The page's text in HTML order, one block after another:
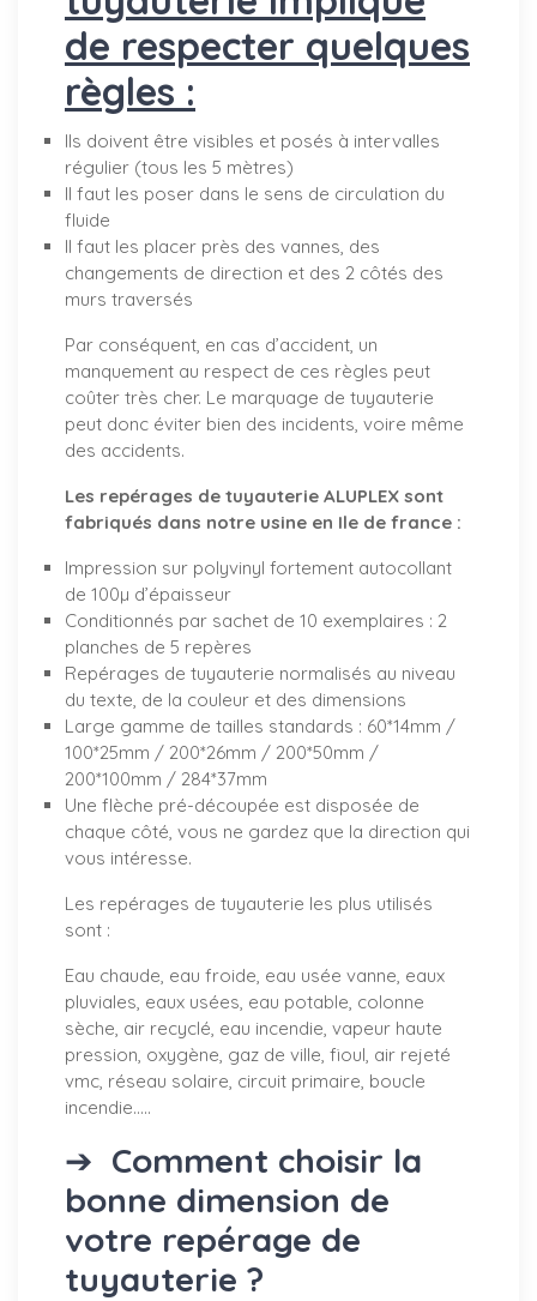
de respecter quelques
règles :
Ils doivent être visibles et posés à intervalles
régulier (tous les 5 mètres)
Il faut les poser dans le sens de circulation du
fluide
Il faut les placer près des vannes, des
changements de direction et des 2 côtés des
murs traversés
Par conséquent, en cas d’accident, un
manquement au respect de ces règles peut
coûter très cher. Le marquage de tuyauterie
peut donc éviter bien des incidents, voire même
des accidents.
Les repérages de tuyauterie ALUPLEX sont
fabriqués dans notre usine en Ile de france :
Impression sur polyvinyl fortement autocollant
de 100µ d’épaisseur
Conditionnés par sachet de 10 exemplaires : 2
planches de 5 repères
Repérages de tuyauterie normalisés au niveau
du texte, de la couleur et des dimensions
Large gamme de tailles standards : 60*14mm /
100*25mm / 200*26mm / 200*50mm /
200*100mm / 284*37mm
Une flèche pré-découpée est disposée de
chaque côté, vous ne gardez que la direction qui
vous intéresse.
Les repérages de tuyauterie les plus utilisés
sont :
Eau chaude, eau froide, eau usée vanne, eaux
pluviales, eaux usées, eau potable, colonne
sèche, air recyclé, eau incendie, vapeur haute
pression, oxygène, gaz de ville, fioul, air rejeté
vmc, réseau solaire, circuit primaire, boucle
incendie.....
➔ Comment choisir la
bonne dimension de
votre repérage de
tuyauterie ?